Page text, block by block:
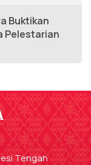
Buktikan
Pelestarian
Tengah